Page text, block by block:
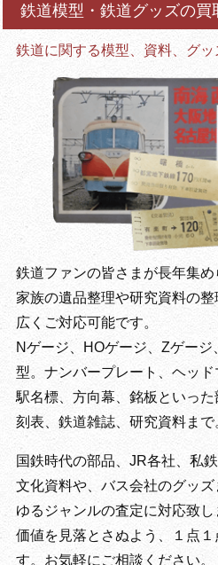
鉄道模型・鉄道グッズの買
鉄道に関する模型、資料、グッ
鉄道ファンの皆さまが長年集
家族の遺品整理や研究資料の
広くご対応可能です。
Nゲージ、HOゲージ、Zゲー
型。ナンバープレート、ヘッド
駅名標、方向幕、銘板といっ
刻表、鉄道雑誌、研究資料まで
国鉄時代の部品、JR各社、私
文化資料や、バス会社のグッ
ゆるジャンルの査定に対応致し
価値を見落とさぬよう、１点
す。お気軽にご相談ください。